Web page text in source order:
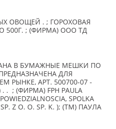
ОВОЩЕЙ . ; ГОРОХОВАЯ
500Г. ; (ФИРМА) ООО ТД
В БУМАЖНЫЕ МЕШКИ ПО
ДЛЯ
РЫНКЕ, АРТ. 500700-07 -
. ; (ФИРМА) FPH PAULA
SPOLKA
Z O. O. SP. K. ); (TM) ПАУЛА